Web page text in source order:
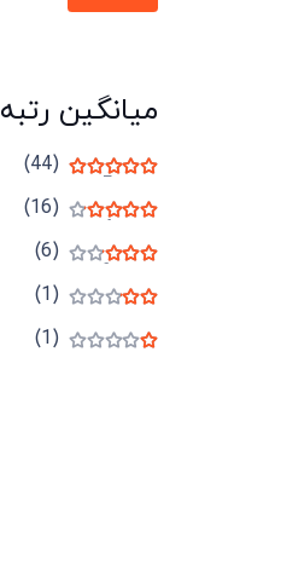
میانگین رتبه
5
(44)
4
(16)
3
(6)
(1)
(1)